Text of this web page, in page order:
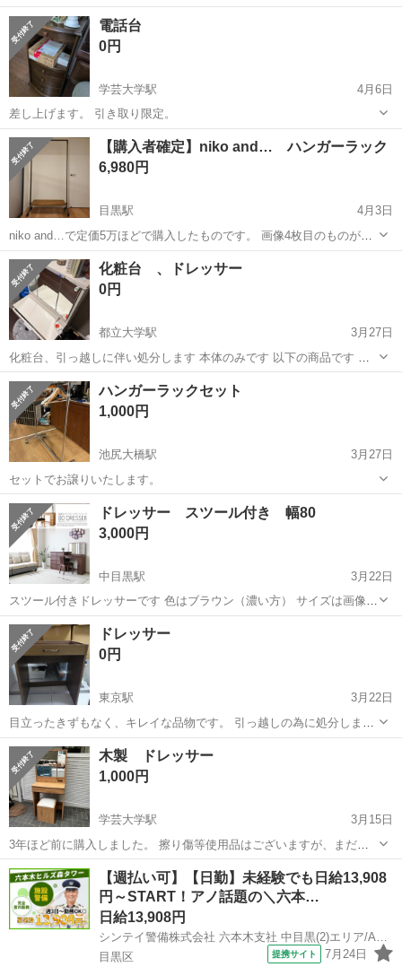
￣￣￣￣￣￣￣￣ 「羽田空港第3ターミナル駅」徒歩10分！ 羽田空港
貨物車両入場ゲートで貨物車両の出入管理、 ブース内の車両入場受付
をお任せします♪ 一...
東京 目黒区 緑が丘駅
電話台
0円
学芸大学駅
4月6日
差し上げます。 引き取り限定。
東京 目黒区 学芸大学駅
【購入者確定】niko and… ハンガーラック
6,980円
目黒駅
4月3日
niko and…で定価5万ほどで購入したものです。 画像4枚目のものが少
し気になる程度でその他は特に気にならないかなと思います。 全体 横
約95センチ 縦178センチ 木の板 横77センチ 縦35センチ
東京 目黒区 目黒駅 ドレッサー
化粧台 、ドレッサー
0円
都立大学駅
3月27日
化粧台、引っ越しに伴い処分します 本体のみです 以下の商品です 三
面鏡 ロータイプドレッサー ドレッサー ロータイプ 幅60 高さ90 コン
セント付き コンパクト 3面鏡 低い 低め ロー 送料無料 [楽天] #Rakut...
東京 目黒区 都立大学駅 ドレッサー
ハンガーラックセット
1,000円
池尻大橋駅
3月27日
セットでお譲りいたします。
東京 目黒区 池尻大橋駅 ドレッサー ラック
ドレッサー スツール付き 幅80
3,000円
中目黒駅
3月22日
スツール付きドレッサーです 色はブラウン（濃い方） サイズは画像を
参照ください 5年使用しています（スライド後半に写真あり） スツー
ルは経年劣化を感じやすいですが、本体には目立った劣化はなさそう
です 鏡の裏にも収納が欲しくな...
東京 目黒区 中目黒駅
ドレッサー
0円
東京駅
3月22日
目立ったきずもなく、キレイな品物です。 引っ越しの為に処分しま
す。 結構重いので車で引き取りに来れる方。 また都内ならプラス
2000円で玄関前まで配送します。
東京 目黒区 東京駅 ドレッサー
木製 ドレッサー
1,000円
学芸大学駅
3月15日
3年ほど前に購入しました。 擦り傷等使用品はございますが、まだま
だお使い頂けるコンディションです。 右側面にネジを外した跡がござ
います。 中古品という事をご確認の上お問い合わせをお願い致しま
す。 サイズ w600 d40...
東京 目黒区 学芸大学駅 ドレッサー 木製
【週払い可】【日勤】未経験でも日給13,908
円～START！アノ話題の＼六本…
日給13,908円
シンテイ警備株式会社 六本木支社 中目黒(2)エリア/A3203200117
目黒区
提携サイト 7月24日